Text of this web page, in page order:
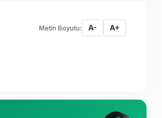
Metin Boyutu: A- A+